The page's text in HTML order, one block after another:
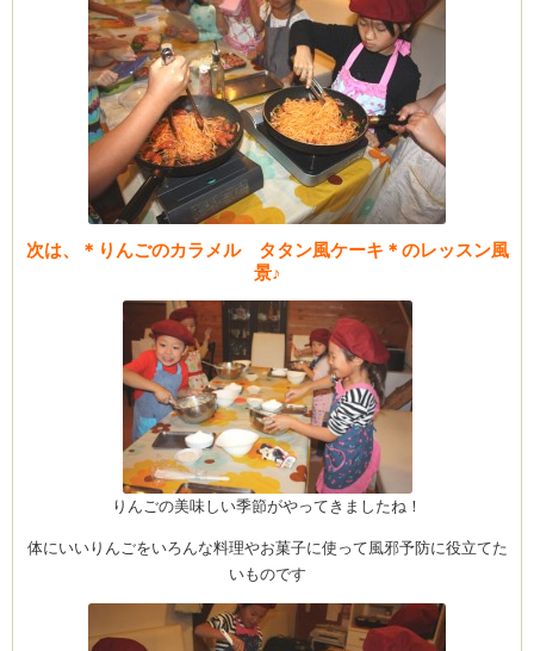
次は、＊りんごのカラメル タタン風ケーキ＊のレッスン風
景♪
りんごの美味しい季節がやってきましたね！
体にいいりんごをいろんな料理やお菓子に使って風邪予防に役立てた
いものです